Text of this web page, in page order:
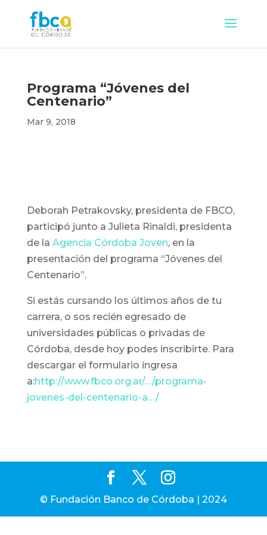
Programa “Jóvenes del
Centenario”
Mar 9, 2018
Deborah Petrakovsky, presidenta de FBCO,
participó junto a Julieta Rinaldi, presidenta
de la Agencia Córdoba Joven, en la
presentación del programa “Jóvenes del
Centenario”.
Si estás cursando los últimos años de tu
carrera, o sos recién egresado de
universidades públicas o privadas de
Córdoba, desde hoy podes inscribirte. Para
descargar el formulario ingresa
a:http://www.fbco.org.ar/…/programa-
jovenes-del-centenario-a…/
© Fundación Banco de Córdoba | 2024